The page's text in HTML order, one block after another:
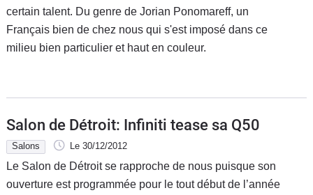
certain talent. Du genre de Jorian Ponomareff, un
Français bien de chez nous qui s'est imposé dans ce
milieu bien particulier et haut en couleur.
Salon de Détroit: Infiniti tease sa Q50
Salons Le 30/12/2012
Le Salon de Détroit se rapproche de nous puisque son
ouverture est programmée pour le tout début de l’année